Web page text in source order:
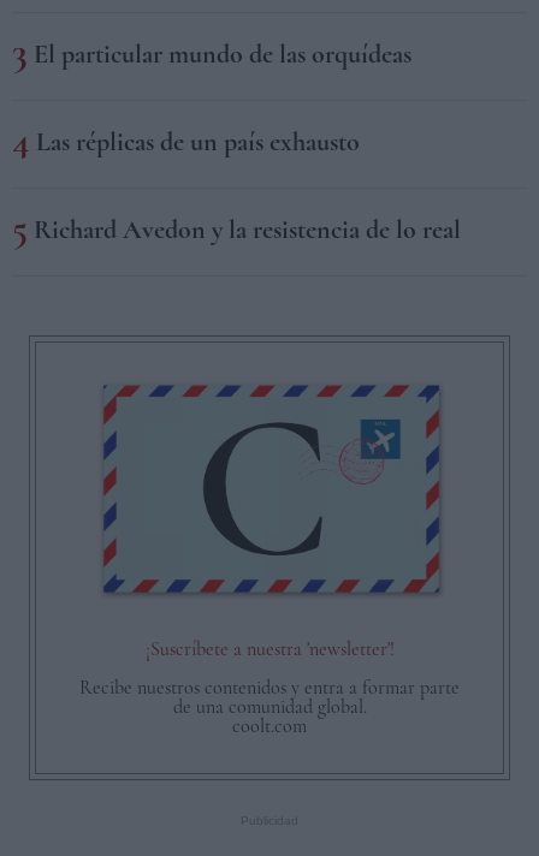
El particular mundo de las orquídeas
Las réplicas de un país exhausto
Richard Avedon y la resistencia de lo real
¡Suscríbete a nuestra 'newsletter'!
Recibe nuestros contenidos y entra a formar parte
de una comunidad global.
coolt.com